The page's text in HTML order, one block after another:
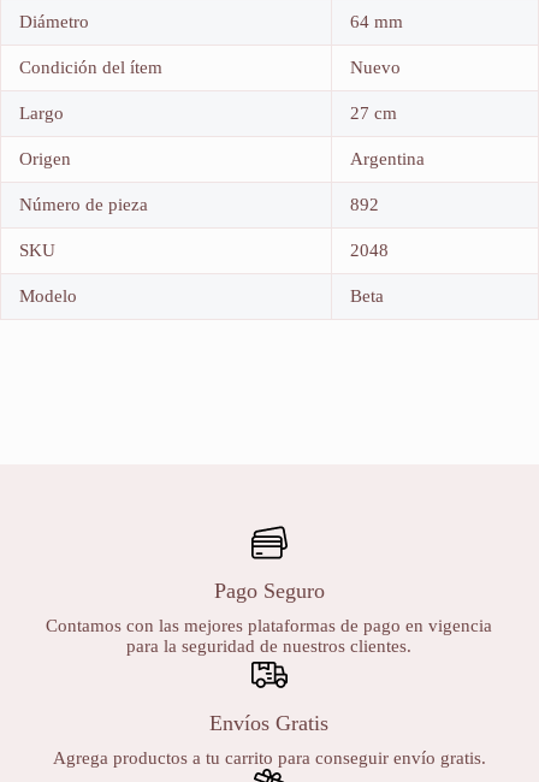
Diámetro 64 mm
Condición del ítem Nuevo
Largo 27 cm
Origen Argentina
Número de pieza 892
SKU 2048
Modelo Beta
Pago Seguro
Contamos con las mejores plataformas de pago en vigencia
para la seguridad de nuestros clientes.
Envíos Gratis
Agrega productos a tu carrito para conseguir envío gratis.